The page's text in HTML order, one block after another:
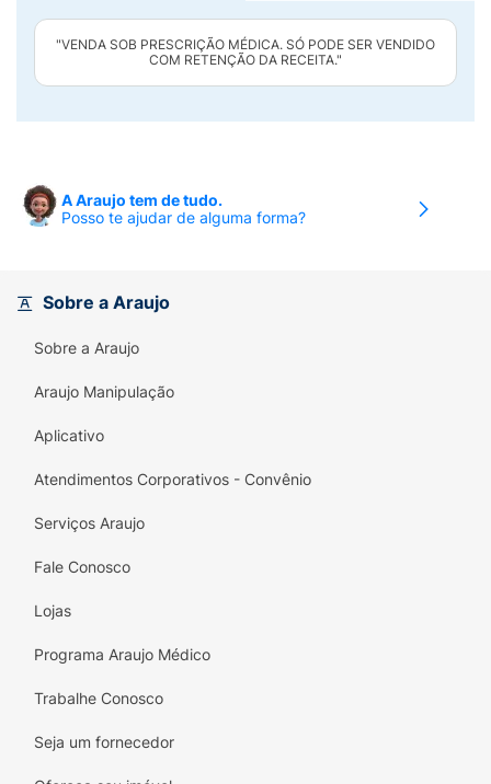
"VENDA SOB PRESCRIÇÃO MÉDICA. SÓ PODE SER VENDIDO
COM RETENÇÃO DA RECEITA."
A Araujo tem de tudo.
Posso te ajudar de alguma forma?
Sobre a Araujo
Sobre a Araujo
Araujo Manipulação
Aplicativo
Atendimentos Corporativos - Convênio
Serviços Araujo
Fale Conosco
Lojas
Programa Araujo Médico
Trabalhe Conosco
Seja um fornecedor